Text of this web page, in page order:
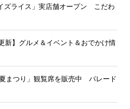
ズライス」実店舗オープン こだわ
新】グルメ＆イベント＆おでかけ情
まつり」観覧席を販売中 パレード